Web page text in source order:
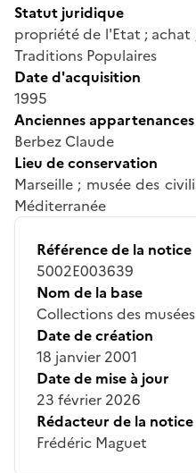
Statut juridique
propriété de l'Etat ; achat
Traditions Populaires
Date d'acquisition
1995
Anciennes appartenances
Berbez Claude
Lieu de conservation
Marseille ; musée des
Méditerranée
Référence de la notice
5002E003639
Nom de la base
Collections des
Date de création
18 janvier 2001
Date de mise à jour
23 février 2026
Rédacteur de la notice
Frédéric Maguet